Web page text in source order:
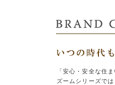
「安心・安全な住
ズームシリーズで